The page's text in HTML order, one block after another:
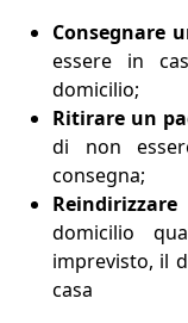
Consegnare
essere in
domicilio;
Ritirare un
di non
consegna;
domicilio
imprevisto, il
casa